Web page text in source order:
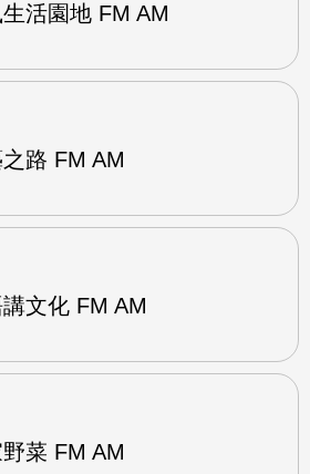
活園地 FM AM
路 FM AM
文化 FM AM
菜 FM AM